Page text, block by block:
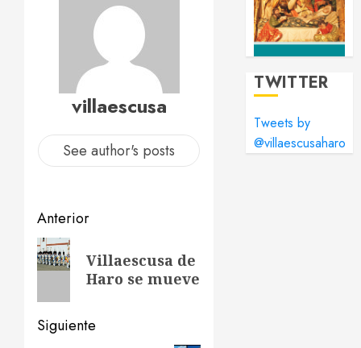
villaescusa
See author's posts
Navegación
de
entradas
Anterior
Entrada
anterior:Villaescusa de
Haro se mueve
Siguiente
TWITTER
Tweets by
@villaescusaharo